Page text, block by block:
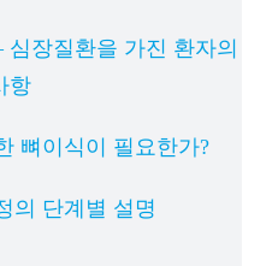
장질환을 가진 환자의
항
뼈이식이 필요한가?
의 단계별 설명